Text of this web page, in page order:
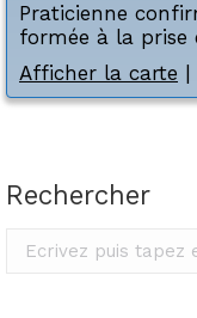
Praticienne
formée à la prise
Afficher la carte
Rechercher
Rechercher